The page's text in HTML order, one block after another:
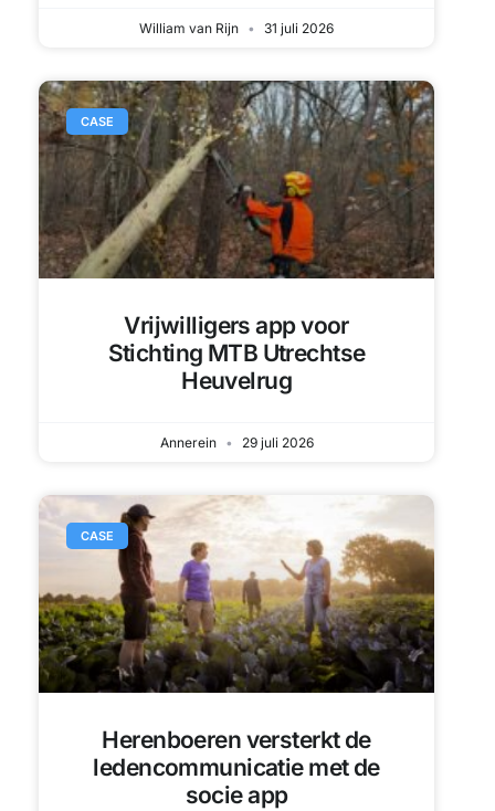
William van Rijn 31 juli 2026
CASE
Vrijwilligers app voor
Stichting MTB Utrechtse
Heuvelrug
Annerein 29 juli 2026
CASE
Herenboeren versterkt de
ledencommunicatie met de
socie app